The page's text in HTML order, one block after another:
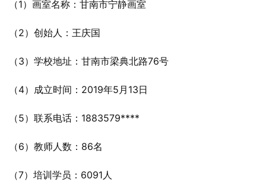
（1）画室名称：甘南市宁静画室
（2）创始人：王庆国
（3）学校地址：甘南市梁典北路76号
（4）成立时间：2019年5月13日
（5）联系电话：1883579****
（6）教师人数：86名
（7）培训学员：6091人